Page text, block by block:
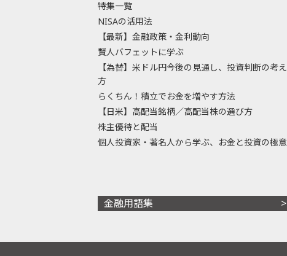
特集一覧
NISAの活用法
【最新】金融政策・金利動向
賢人バフェットに学ぶ
【為替】米ドル円今後の見通し、投資判断の考え
方
らくちん！積立でお金を増やす方法
【日米】高配当銘柄／高配当株の選び方
株主優待と配当
個人投資家・著名人から学ぶ、お金と投資の極意
金融用語集